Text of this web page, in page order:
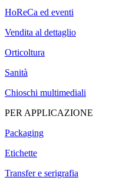
HoReCa ed eventi
Vendita al dettaglio
Orticoltura
Sanità
Chioschi multimediali
PER APPLICAZIONE
Packaging
Etichette
Transfer e serigrafia